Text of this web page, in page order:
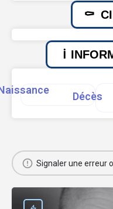
Décès
Signaler une erreur